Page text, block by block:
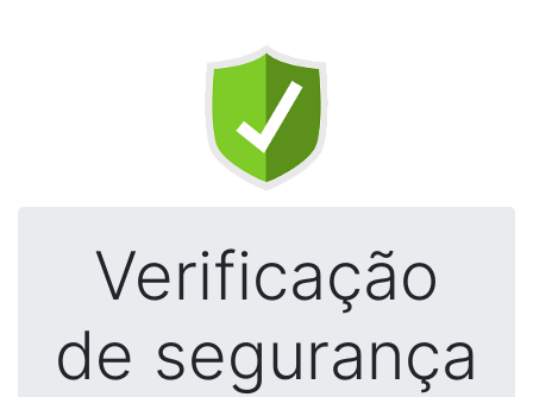
Verificação
de segurança